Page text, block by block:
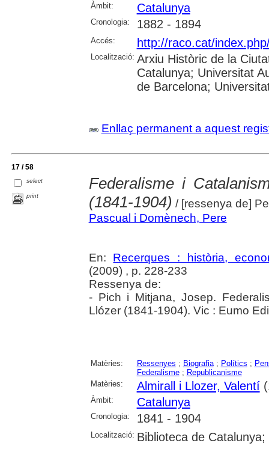
Àmbit: Catalunya
Cronologia: 1882 - 1894
Accés: http://raco.cat/
Localització: Arxiu Històric de la
Catalunya; Universitat
de Barcelona;
Enllaç permanent a aquest
17 / 58
select
print
Federalisme i
(1841-1904) / [ressenya de]
Pascual i Domènech, Pere
En: Recerques : història,
(2009) , p. 228-233
Ressenya de:
- Pich i Mitjana, Josep.
Llózer (1841-1904). Vic : Eumo
Matèries: Ressenyes ; Biografia; Polítics ;
Federalisme; Republicanisme
Matèries:
Almirall i Llozer, Valentí
Àmbit: Catalunya
Cronologia: 1841 - 1904
Localització: Biblioteca de